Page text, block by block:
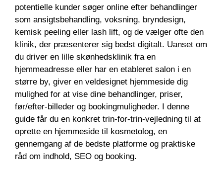
potentielle kunder søger online efter behandlinger
som ansigtsbehandling, voksning, bryndesign,
kemisk peeling eller lash lift, og de vælger ofte den
klinik, der præsenterer sig bedst digitalt. Uanset om
du driver en lille skønhedsklinik fra en
hjemmeadresse eller har en etableret salon i en
større by, giver en veldesignet hjemmeside dig
mulighed for at vise dine behandlinger, priser,
før/efter-billeder og bookingmuligheder. I denne
guide får du en konkret trin-for-trin-vejledning til at
oprette en hjemmeside til kosmetolog, en
gennemgang af de bedste platforme og praktiske
råd om indhold, SEO og booking.